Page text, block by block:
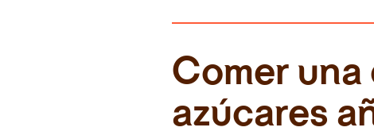
Comer
azúcares